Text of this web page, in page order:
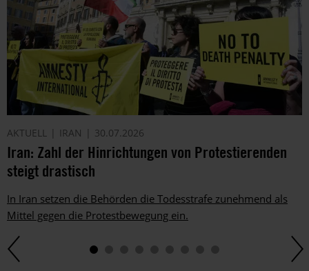
AKTUELL IRAN 30.07.2026
Iran: Zahl der Hinrichtungen von Protestierenden
steigt drastisch
In Iran setzen die Behörden die Todesstrafe zunehmend als
Mittel gegen die Protestbewegung ein.